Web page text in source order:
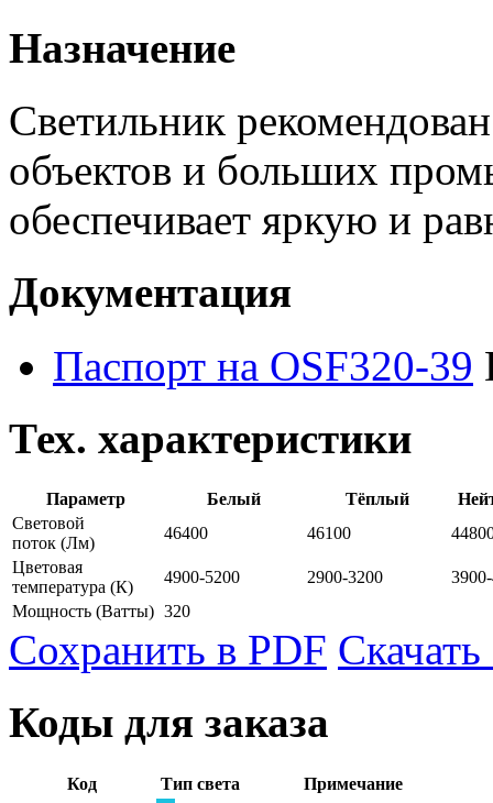
Назначение
Светильник
объектов и больших
обеспечивает яркую и
Документация
Паспорт на OSF320-39
Тех. характеристики
Параметр Белый Тёплый
Световой
поток (Лм)
46400 46100
Цветовая
температура (К)
4900-5200 2900-3200
Мощность (Ватты) 320
Сохранить в PDF
Коды для заказа
Код Тип света
Примечание